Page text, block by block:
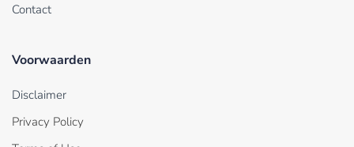
Contact
Voorwaarden
Disclaimer
Privacy Policy